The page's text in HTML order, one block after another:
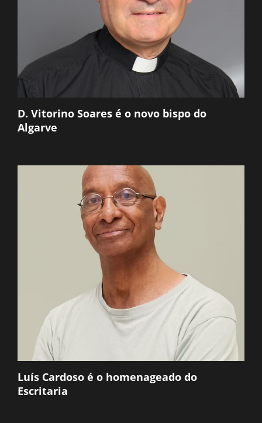
D. Vitorino Soares é o novo bispo do
Algarve
Luís Cardoso é o homenageado do
Escritaria